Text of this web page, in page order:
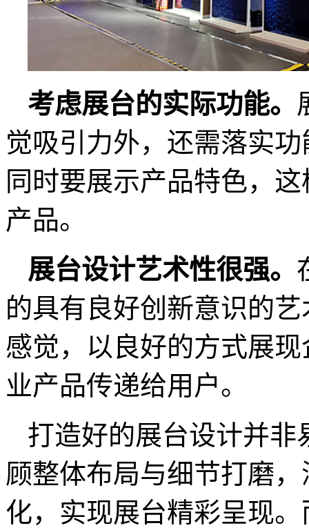
考虑展台的实际功能。
觉吸引力外，还需落实
同时要展示产品特色，
产品。
展台设计艺术性很强。
的具有良好创新意识的
感觉，以良好的方式展
业产品传递给用户。
打造好的展台设计并非
顾整体布局与细节打磨
化，实现展台精彩呈现